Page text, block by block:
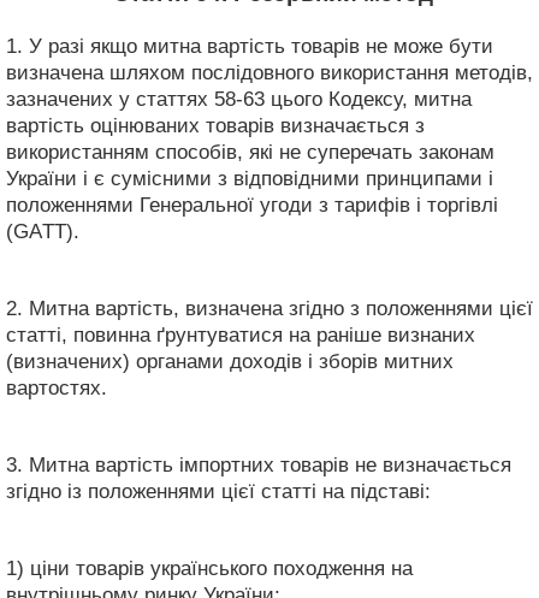
1. У разі якщо митна вартість товарів не може бути
визначена шляхом послідовного використання методів,
зазначених у статтях 58-63 цього Кодексу, митна
вартість оцінюваних товарів визначається з
використанням способів, які не суперечать законам
України і є сумісними з відповідними принципами і
положеннями Генеральної угоди з тарифів і торгівлі
(GAТТ).
2. Митна вартість, визначена згідно з положеннями цієї
статті, повинна ґрунтуватися на раніше визнаних
(визначених) органами доходів і зборів митних
вартостях.
3. Митна вартість імпортних товарів не визначається
згідно із положеннями цієї статті на підставі:
1) ціни товарів українського походження на